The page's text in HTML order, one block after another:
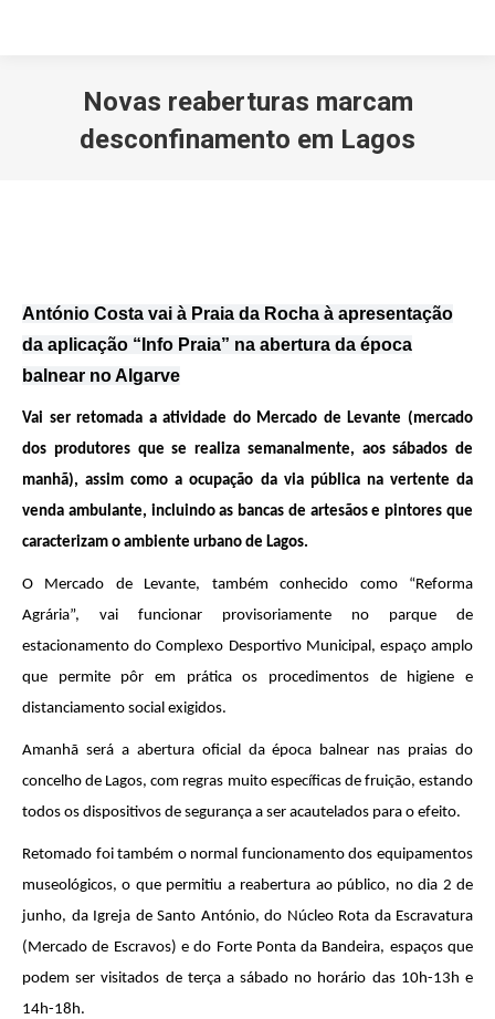
Novas reaberturas marcam
desconfinamento em Lagos
António Costa vai à Praia da Rocha à apresentação
da aplicação “Info Praia” na abertura da época
balnear no Algarve
Vai ser retomada a atividade do Mercado de Levante (mercado
dos produtores que se realiza semanalmente, aos sábados de
manhã), assim como a ocupação da via pública na vertente da
venda ambulante, incluindo as bancas de artesãos e pintores que
caracterizam o ambiente urbano de Lagos.
O Mercado de Levante, também conhecido como “Reforma
Agrária”, vai funcionar provisoriamente no parque de
estacionamento do Complexo Desportivo Municipal, espaço amplo
que permite pôr em prática os procedimentos de higiene e
distanciamento social exigidos.
Amanhã será a abertura oficial da época balnear nas praias do
concelho de Lagos, com regras muito específicas de fruição, estando
todos os dispositivos de segurança a ser acautelados para o efeito.
Retomado foi também o normal funcionamento dos equipamentos
museológicos, o que permitiu a reabertura ao público, no dia 2 de
junho, da Igreja de Santo António, do Núcleo Rota da Escravatura
(Mercado de Escravos) e do Forte Ponta da Bandeira, espaços que
podem ser visitados de terça a sábado no horário das 10h-13h e
14h-18h.